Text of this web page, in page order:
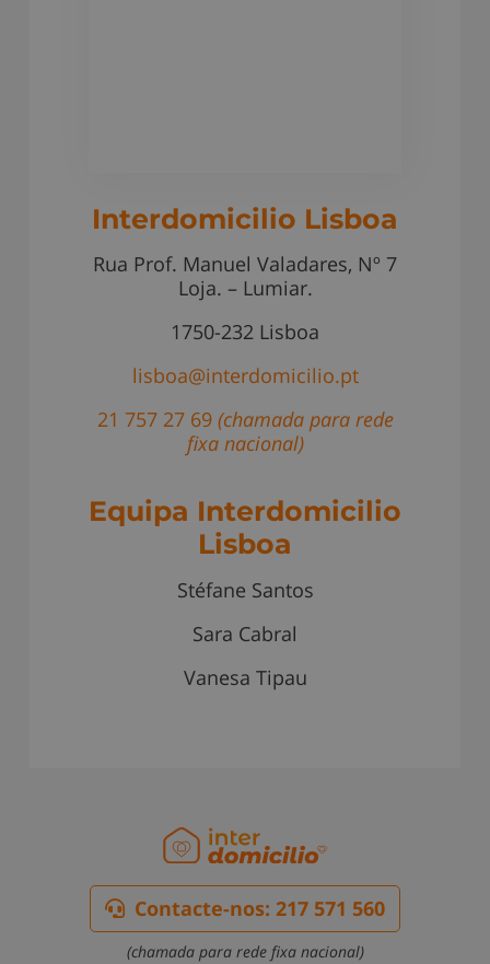
Interdomicilio Lisboa
Rua Prof. Manuel Valadares, Nº 7
Loja. – Lumiar.
1750-232 Lisboa
lisboa@interdomicilio.pt
21 757 27 69 (chamada para rede
fixa nacional)
Equipa Interdomicilio
Lisboa
Stéfane Santos
Sara Cabral
Vanesa Tipau
Contacte-nos: 217 571 560
(chamada para rede fixa nacional)